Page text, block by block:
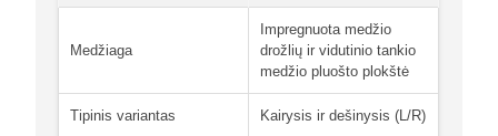
Medžiaga
Impregnuota medžio
drožlių ir vidutinio tankio
medžio pluošto plokštė
Tipinis variantas Kairysis ir dešinysis (L/R)